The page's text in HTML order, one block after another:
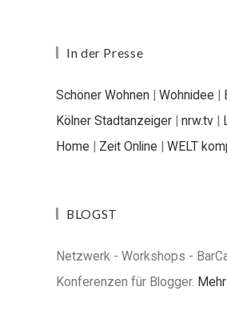
In der Presse
Schöner Wohnen | Wohnidee |
Kölner Stadtanzeiger | nrw.tv |
Home | Zeit Online | WELT
BLOGST
Netzwerk - Workshops -
Konferenzen für Blogger.